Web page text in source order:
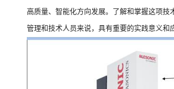
高质量、智能化方向发展。了解和掌握这项技
管理和技术人员来说，具有重要的实践意义和